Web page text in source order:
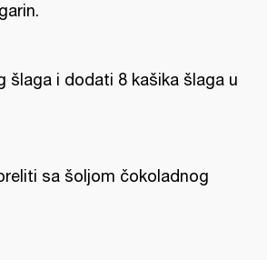
šlaga i dodati 8 kašika šlaga u
sa šoljom čokoladnog